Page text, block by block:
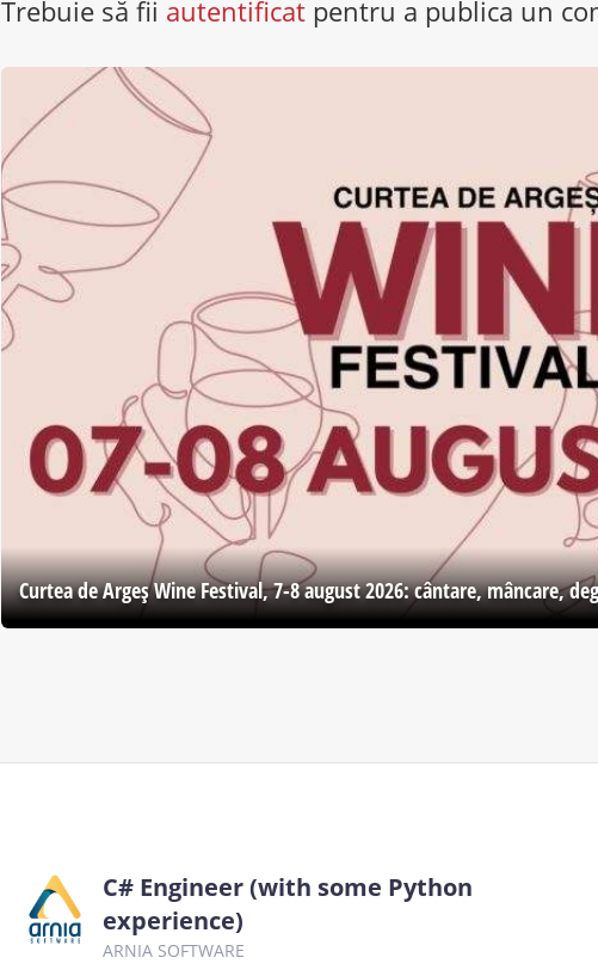
Trebuie să fii autentificatpentru a publica un
Curtea de Argeş Wine Festival, 7-8 august 2026: cântare, mâncare,
C# Engineer (with some Python
experience)
ARNIA SOFTWARE